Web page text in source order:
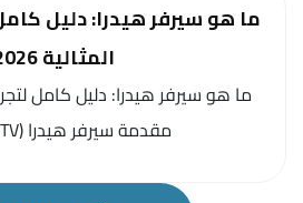
المثالية 2026
مقدمة سيرفر هيدرا (Hydra TV)...